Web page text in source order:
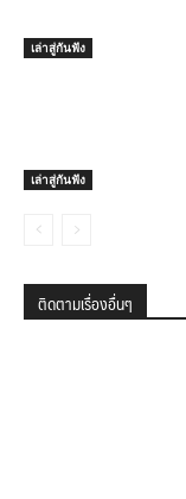
เล่าสู่กันฟัง
เล่าสู่กันฟัง
ติดตามเรื่องอื่นๆ